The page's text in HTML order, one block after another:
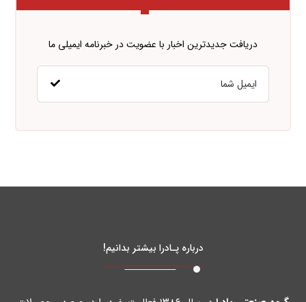
دریافت جدیدترین اخبار با عضویت در خبرنامه ایمیلی ما
درباره پـادرا بیشتر بدانیم!